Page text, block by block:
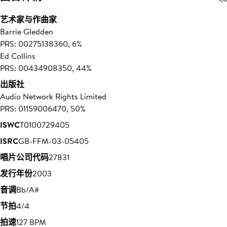
艺术家与作曲家
Barrie Gledden
PRS: 00275138360, 6%
Ed Collins
PRS: 00434908350, 44%
出版社
Audio Network Rights Limited
PRS: 01159006470, 50%
ISWCT0100729405
ISRCGB-FFM-03-05405
唱片公司代码27831
发行年份2003
音调Bb/A#
节拍4/4
拍速127 BPM